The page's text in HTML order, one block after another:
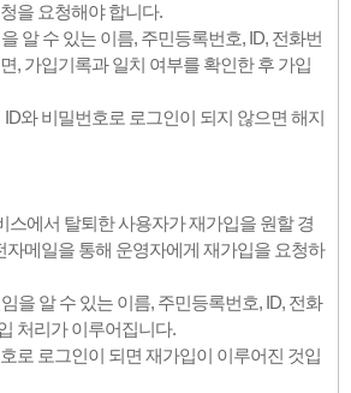
을 요청해야 합니다.
알 수 있는 이름, 주민등록번호, ID, 전화번
, 가입기록과 일치 여부를 확인한 후 가입
ID와 비밀번호로 로그인이 되지 않으면 해지
스에서 탈퇴한 사용자가 재가입을 원할 경
자메일을 통해 운영자에게 재가입을 요청하
을 알 수 있는 이름, 주민등록번호, ID, 전화
처리가 이루어집니다.
로 로그인이 되면 재가입이 이루어진 것입